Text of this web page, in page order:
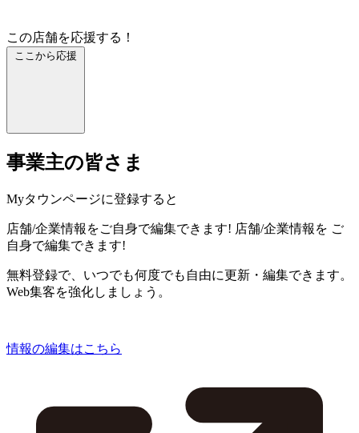
この店舗を応援する！
ここから応援
事業主の皆さま
Myタウンページに登録すると
店舗/企業情報をご自身で編集できます! 店舗/企業情報を ご
自身で編集できます!
無料登録で、いつでも何度でも自由に更新・編集できます。
Web集客を強化しましょう。
情報の編集はこちら